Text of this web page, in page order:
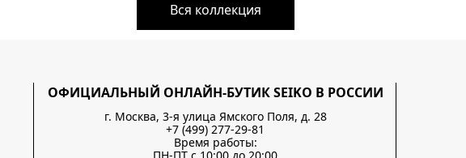
Вся коллекция
ОФИЦИАЛЬНЫЙ ОНЛАЙН-БУТИК SEIKO В РОССИИ
г. Москва, 3-я улица Ямского Поля, д. 28
+7 (499) 277-29-81
Время работы: